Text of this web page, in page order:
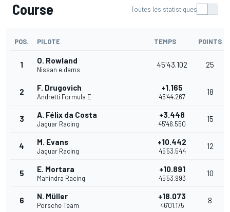
Course Toutes les statistiques
POS. PILOTE TEMPS POINTS
1 O. Rowland
Nissan e.dams
45'43.102 25
2 F. Drugovich
Andretti Formula E
+1.165
45'44.267
18
3 A. Félix da Costa
Jaguar Racing
+3.448
45'46.550
15
4 M. Evans
Jaguar Racing
+10.442
45'53.544
12
5 E. Mortara
Mahindra Racing
+10.891
45'53.993
10
6 N. Müller
Porsche Team
+18.073
46'01.175
8